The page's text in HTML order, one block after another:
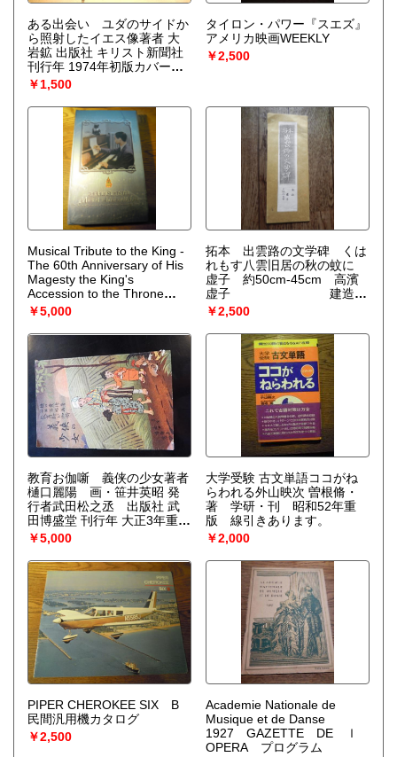
ある出会い ユダのサイドか
ら照射したイエス像著者 大
岩鉱 出版社 キリスト新聞社
刊行年 1974年初版カバー帯
付き
￥1,500
タイロン・パワー『スエズ』
アメリカ映画WEEKLY
￥2,500
Musical Tribute to the King -
The 60th Anniversary of His
Magesty the King's
Accession to the Throne
(Thailand) Deluxe Box, Book
and Cd (Hardcover)
￥5,000
拓本 出雲路の文学碑 くは
れもす八雲旧居の秋の蚊に
虚子 約50cm-45cm 高濱
虚子 建造年
昭和35年へるん旧
居 出雲松
江。八雲旧居
￥2,500
教育お伽噺 義侠の少女著者
樋口麗陽 画・笹井英昭 発
行者武田松之丞 出版社 武
田博盛堂 刊行年 大正3年重版
解説38P A5
￥5,000
大学受験 古文単語ココがね
らわれる外山映次 曽根脩・
著 学研・刊 昭和52年重
版 線引きあります。
￥2,000
PIPER CHEROKEE SIX B
民間汎用機カタログ
￥2,500
Academie Nationale de
Musique et de Danse
1927 GAZETTE DE ｌ
OPERA プログラム